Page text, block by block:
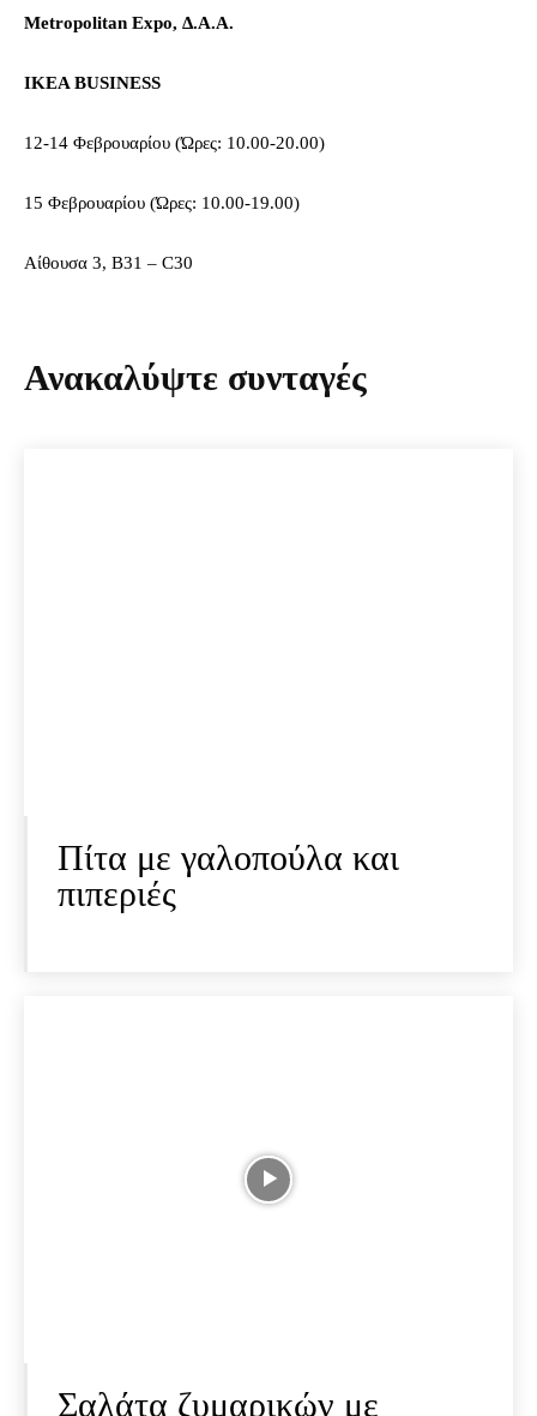
Metropolitan Expo, Δ.Α.Α.
ΙΚΕΑ BUSINESS
12-14 Φεβρουαρίου (Ώρες: 10.00-20.00)
15 Φεβρουαρίου (Ώρες: 10.00-19.00)
Αίθουσα 3, B31 – C30
Ανακαλύψτε συνταγές
Πίτα με γαλοπούλα και
πιπεριές
Σαλάτα ζυμαρικών με